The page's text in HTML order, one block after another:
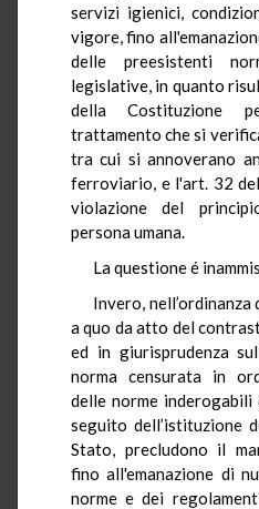
servizi igienici,
vigore, fino
delle preesistenti
legislative, in quanto
della Costituzione
trattamento che si
tra cui si annoverano
ferroviario, e l'art. 32
violazione del
persona umana.
La questione é
Invero,
a quo da atto del
ed in giurisprudenza
norma censurata in
delle norme inderogabili
seguito dell’istituzione
Stato, precludono il
fino all'emanazione di
norme e dei